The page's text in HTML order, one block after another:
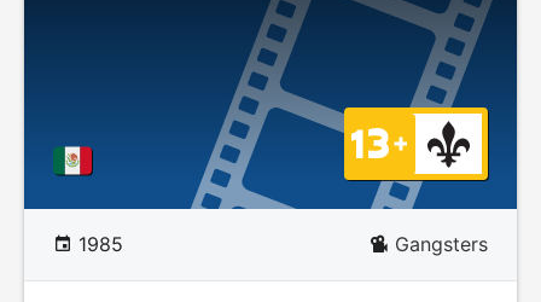
1985 Gangsters